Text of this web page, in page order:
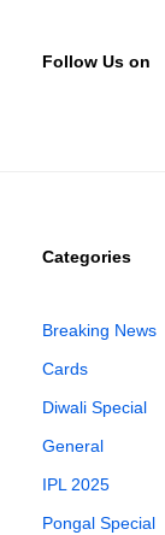
Follow Us on
Categories
Breaking News
Cards
Diwali Special
General
IPL 2025
Pongal Special